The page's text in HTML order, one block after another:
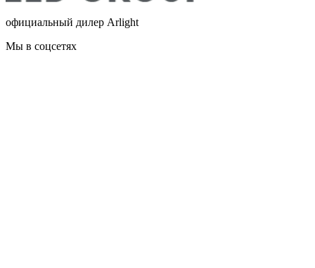
официальный дилер Arlight
Мы в соцсетях